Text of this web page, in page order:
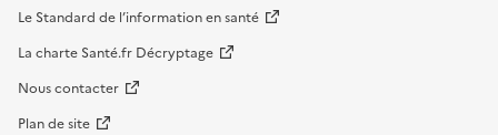
Le Standard de l’information en santé
La charte Santé.fr Décryptage
Nous contacter
Plan de site